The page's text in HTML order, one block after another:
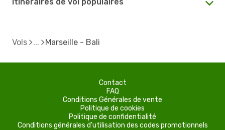
Vols Marseille - Bali
Contact
FAQ
Conditions Générales de vente
Politique de cookies
Politique de confidentialité
Conditions générales d'utilisation des codes promotionnels